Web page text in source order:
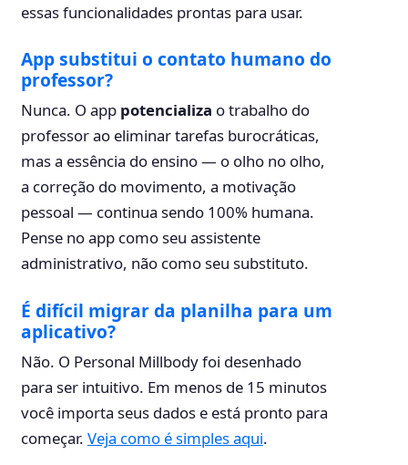
essas funcionalidades prontas para usar.
App substitui o contato humano do
professor?
Nunca. O app potencializa o trabalho do
professor ao eliminar tarefas burocráticas,
mas a essência do ensino — o olho no olho,
a correção do movimento, a motivação
pessoal — continua sendo 100% humana.
Pense no app como seu assistente
administrativo, não como seu substituto.
É difícil migrar da planilha para um
aplicativo?
Não. O Personal Millbody foi desenhado
para ser intuitivo. Em menos de 15 minutos
você importa seus dados e está pronto para
começar. Veja como é simples aqui.